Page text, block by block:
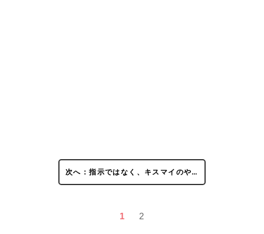
次へ：指示ではなく、キスマイのや…
1 2